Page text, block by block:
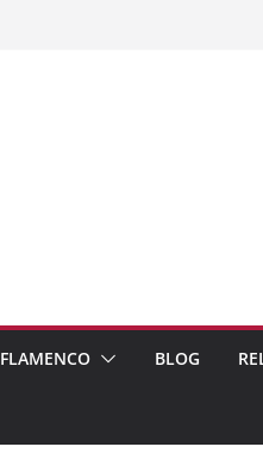
FLAMENCO BLOG